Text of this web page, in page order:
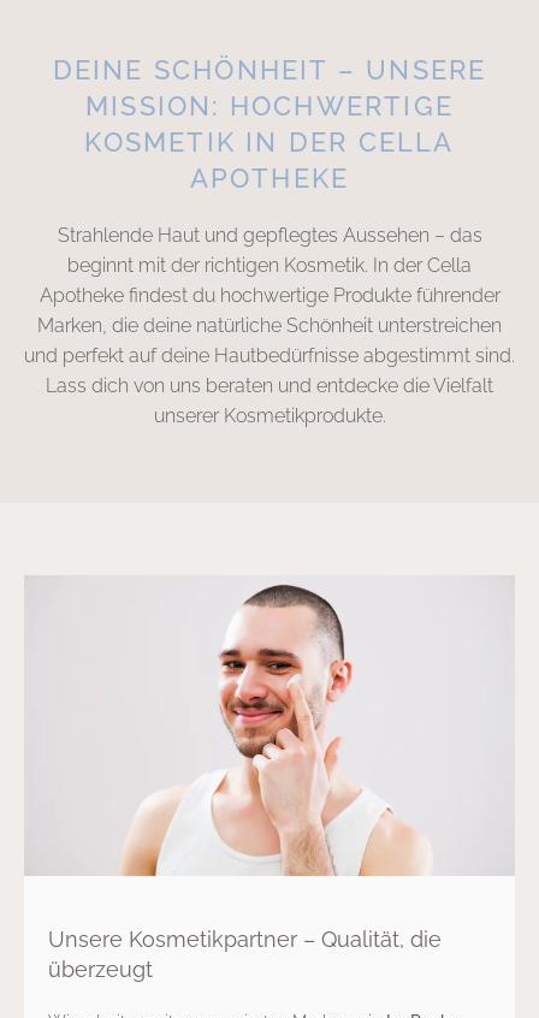
DEINE SCHÖNHEIT – UNSERE
MISSION: HOCHWERTIGE
KOSMETIK IN DER CELLA
APOTHEKE
Strahlende Haut und gepflegtes Aussehen – das
beginnt mit der richtigen Kosmetik. In der Cella
Apotheke findest du hochwertige Produkte führender
Marken, die deine natürliche Schönheit unterstreichen
und perfekt auf deine Hautbedürfnisse abgestimmt sind.
Lass dich von uns beraten und entdecke die Vielfalt
unserer Kosmetikprodukte.
Unsere Kosmetikpartner – Qualität, die
überzeugt